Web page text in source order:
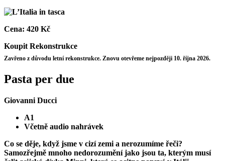
Cena: 420 Kč
Koupit Rekonstrukce
Zavřeno z důvodu letní rekonstrukce. Znovu otevřeme nejpozději 10. října 2026.
Pasta per due
Giovanni Ducci
A1
Včetně audio nahrávek
Co se děje, když jsme v cizí zemi a nerozumíme řeči?
Samozřejmě mnoho nedorozumění jako jsou ta, kterým musí